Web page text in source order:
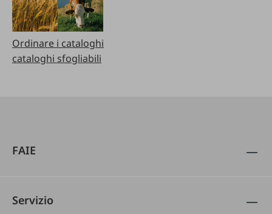
Ordinare i cataloghi
cataloghi sfogliabili
FAIE
Servizio